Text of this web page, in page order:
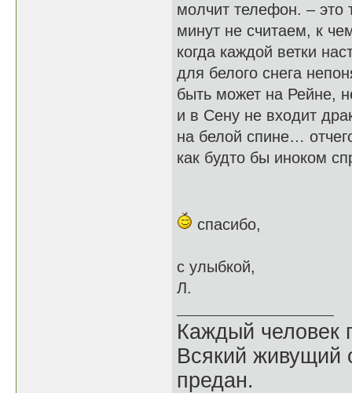
молчит телефон. – это
минут не считаем, к
когда каждой ветки
для белого снега
быть может на Рейне,
и в Сену не входит
на белой спине…
как будто бы иноком
спасибо,
с улыбкой,
Л.
Каждый человек
Всякий живущий
предан.